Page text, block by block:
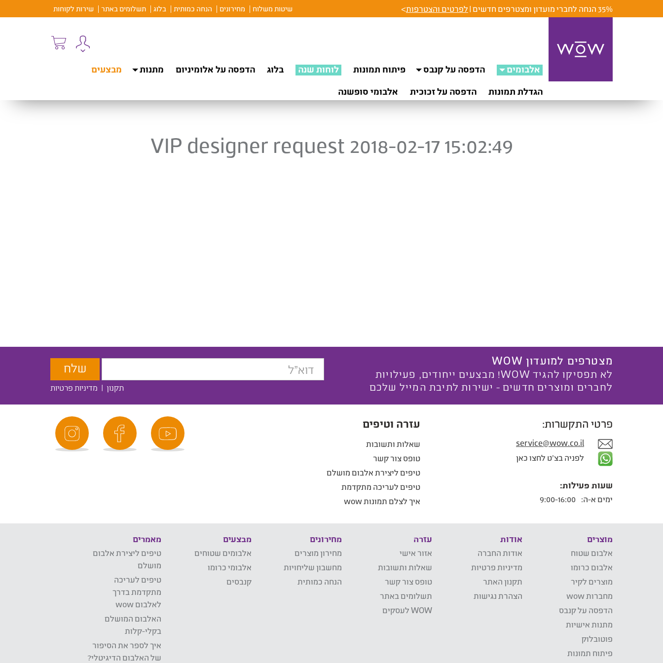
35% הנחה לחברי מועדון ומצטרפים חדשים | לפרטים והצטרפות> שיטות משלוח מחירונים הנחה כמותית בלוג תשלומים באתר שירות לקוחות
אלבומים הדפסה על קנבס פיתוח תמונות לוחות שנה בלוג הדפסה על אלומיניום מתנות
מבצעים
הגדלת תמונות
הדפסה על זכוכית אלבומי סופשנה
VIP designer request 2018-02-17 15:02:49
מצטרפים למועדון WOW
לא תפסיקו להגיד WOW! מבצעים ייחודים, פעילויות
לחברים ומוצרים חדשים - ישירות לתיבת המייל שלכם
תקנון | מדיניות פרטיות
פרטי התקשרות:
service@wow.co.il
לפניה בצ'ט לחצו כאן
שעות פעילות:
ימים א-ה:
עזרה וטיפים
שאלות ותשובות
טופס צור קשר
טיפים ליצירת אלבום מושלם
טיפים לעריכה מתקדמת
איך לצלם תמונות wow
מוצרים
אלבום שטוח
אלבום כרומו
מוצרים לקיר
מחברות wow
הדפסה על קנבס
מתנות אישיות
פוטובלוק
פיתוח תמונות
אודות
אודות החברה
מדיניות פרטיות
תקנון האתר
הצהרת נגישות
עזרה
אזור אישי
שאלות ותשובות
טופס צור קשר
תשלומים באתר
WOW לעסקים
מחירונים
מחירון מוצרים
מחשבון שליחויות
הנחה כמותית
מבצעים
אלבומים שטוחים
אלבומי כרומו
קנבסים
מאמרים
טיפים ליצירת אלבום
מושלם
טיפים לעריכה
מתקדמת בדרך
לאלבום wow
האלבום המושלם
בקלי-קלות
איך לספר את הסיפור
של האלבום הדיגיטלי?